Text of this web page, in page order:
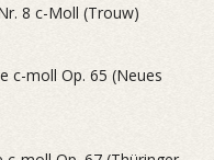
8 c-Moll (Trouw)
c-moll Op. 65 (Neues